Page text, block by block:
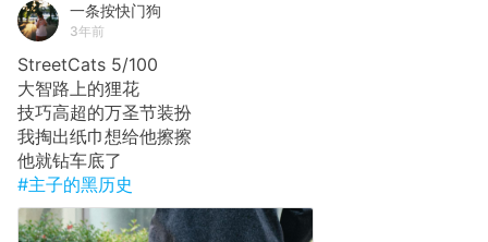
一条按快门狗
3年前
StreetCats 5/100
大智路上的狸花
技巧高超的万圣节装扮
我掏出纸巾想给他擦擦
他就钻车底了
#主子的黑历史